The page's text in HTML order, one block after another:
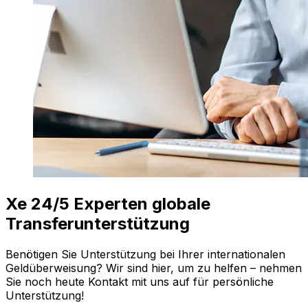
Xe 24/5 Experten globale
Transferunterstützung
Benötigen Sie Unterstützung bei Ihrer internationalen
Geldüberweisung? Wir sind hier, um zu helfen – nehmen
Sie noch heute Kontakt mit uns auf für persönliche
Unterstützung!